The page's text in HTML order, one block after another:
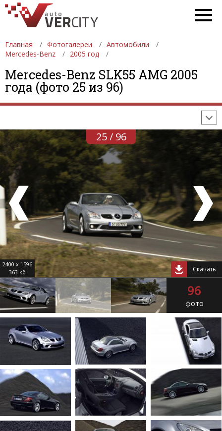
Главная Фотогалереи
Автомобили
Mercedes-Benz
2005 год
Mercedes-Benz SLK55 AMG 2005
года (фото 25 из 96)
ФОТОГАЛЕРЕИ АВТОМОБИЛИ
ДЕВУШКИ
АВТОСАЛОНЫ
ФОРМУЛА-1
25 / 96
2400 x 1596
363 кб
Скачать
96
фото